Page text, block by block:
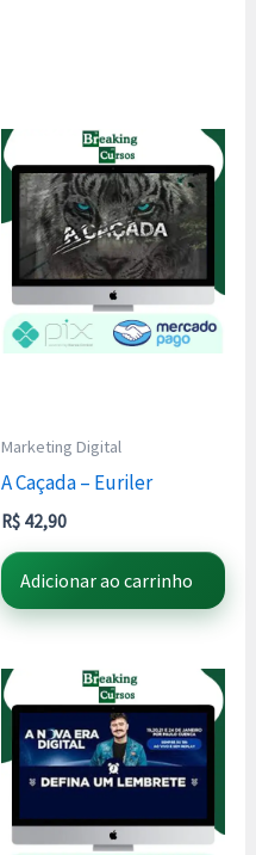
Marketing Digital
A Caçada – Euriler
R$ 42,90
Adicionar ao carrinho